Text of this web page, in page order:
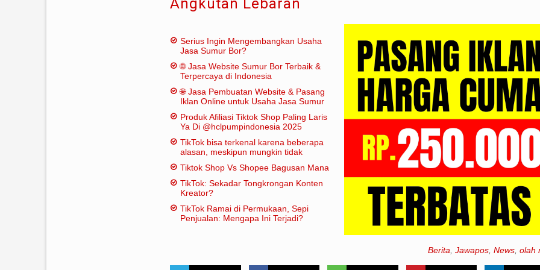
Serius Ingin Mengembangkan Usaha
Jasa Sumur Bor?
🌐 Jasa Website Sumur Bor Terbaik &
Terpercaya di Indonesia
🌐 Jasa Pembuatan Website & Pasang
Iklan Online untuk Usaha Jasa Sumur
Produk Afiliasi Tiktok Shop Paling Laris
Ya Di @hclpumpindonesia 2025
TikTok bisa terkenal karena beberapa
alasan, meskipun mungkin tidak
tradisional:
Tiktok Shop Vs Shopee Bagusan Mana
TikTok: Sekadar Tongkrongan Konten
Kreator?
TikTok Ramai di Permukaan, Sepi
Penjualan: Mengapa Ini Terjadi?
Berita Jawapos News olah